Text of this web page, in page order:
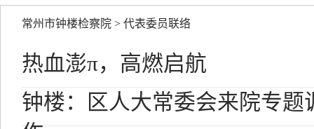
常州市钟楼检察院 > 代表委员联络
热血澎π，高燃启航
钟楼：区人大常委会来院专题